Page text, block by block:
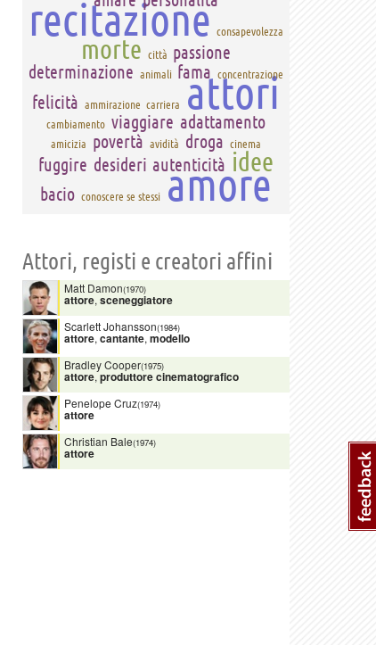
recitazione consapevolezza
morte città passione
determinazione animali fama concentrazione
felicità ammirazione carriera attori
cambiamento viaggiare adattamento
amicizia povertà avidità droga cinema
fuggire desideri autenticità idee
bacio conoscere se stessi amore
Attori, registi e creatori affini
Matt Damon(1970)
attore, sceneggiatore
Scarlett Johansson(1984)
attore, cantante, modello
Bradley Cooper(1975)
attore,produttore cinematografico
Penelope Cruz(1974)
attore
Christian Bale(1974)
attore